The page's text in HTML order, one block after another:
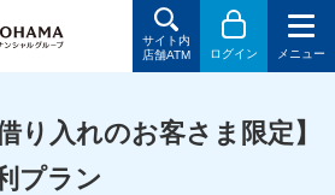
サイト内
店舗ATM
ログイン メニュー
り入れのお客さま限定】
プラン